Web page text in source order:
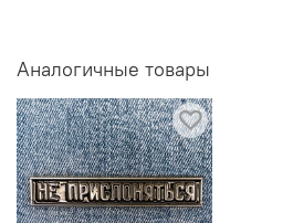
Аналогичные товары